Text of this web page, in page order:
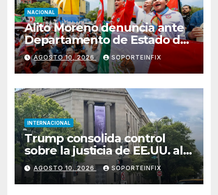
NACIONAL
Alito Moreno denuncia ante
Departamento de Estado de
EE.UU. a tres consejeros del
INE
AGOSTO 10, 2026 SOPORTEINFIX
INTERNACIONAL
Trump consolida control
sobre la justicia de EE.UU. al
nombrar a Todd Blanche
fiscal general
AGOSTO 10, 2026 SOPORTEINFIX